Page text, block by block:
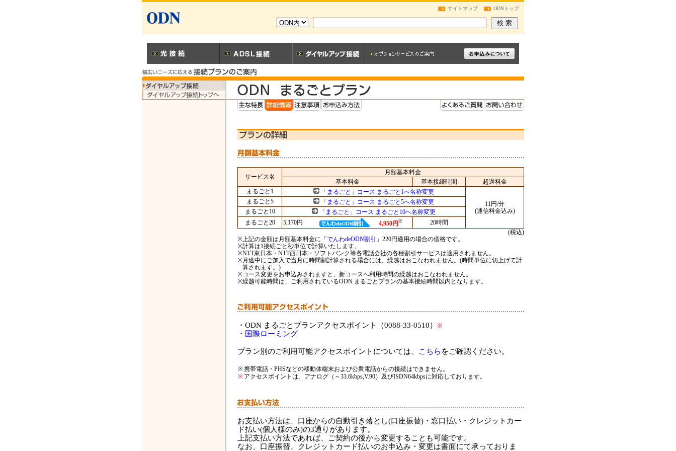
サイトマップ ODNトップ
サービス名
月額基本料金
基本料金
基本接続時間
超過料金
まるごと1
「まるごと」コース まるごと1へ名称変更
11円/分
(通信料金込み)
まるごと5
「まるごと」コース まるごと5へ名称変更
まるごと10
「まるごと」コース まるごと10へ名称変更
まるごと20
5,170円 4,950円※
20時間
(税込)
※上記の金額は月額基本料金に「 でんわdeODN割引
」220円適用の場合の価格です。
※計算は1接続ごと秒単位で計算いたします。
※NTT東日本・NTT西日本・ソフトバンク等各電話会社の各種割引サービスは適用されません。
※月途中にご加入で当月に時間割計算される場合には、繰越はおこなわれません。(時間単位に切上げて計
算されます。)
※コース変更をお申込みされますと、新コースへ利用時間の繰越はおこなわれません。
※繰越可能時間は、ご利用されているODN まるごとプランの基本接続時間以内となります。
・ ODN まるごとプランアクセスポイント（0088-33-0510） ※
・ 国際ローミング
プラン別のご利用可能アクセスポイントについては、 こちら をご確認ください。
※携帯電話・PHSなどの移動体端末および公衆電話からの接続はできません。
※ アクセスポイントは、アナログ（～33.6kbps,V.90）及びISDN64kbpsに対応しております。
お支払い方法は、口座からの自動引き落とし(口座振替)・窓口払い・クレジットカー
ド払い(個人様のみ)の3通りがあります。
上記支払い方法であれば、ご契約の後から変更することも可能です。
なお、口座振替、クレジットカード払いのお申込み・変更は書面にて承っておりま